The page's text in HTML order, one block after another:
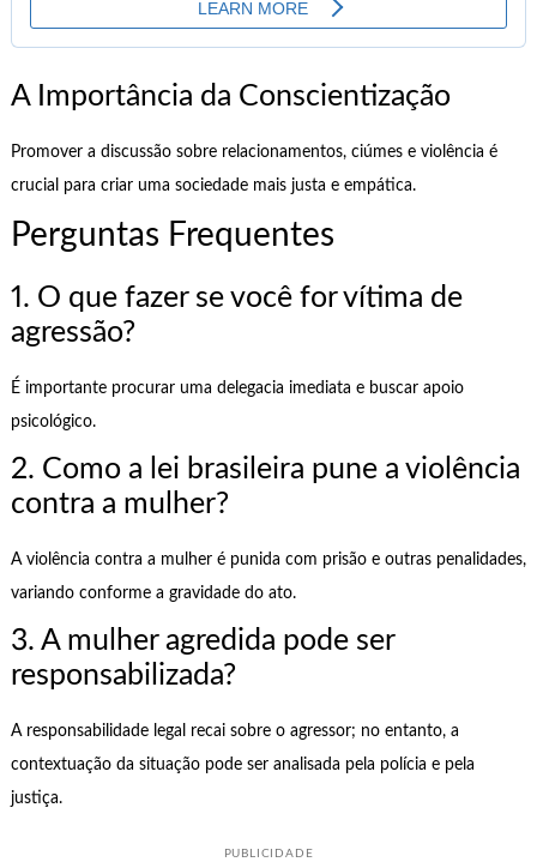
A Importância da Conscientização
Promover a discussão sobre relacionamentos, ciúmes e violência é
crucial para criar uma sociedade mais justa e empática.
Perguntas Frequentes
1. O que fazer se você for vítima de
agressão?
É importante procurar uma delegacia imediata e buscar apoio
psicológico.
2. Como a lei brasileira pune a violência
contra a mulher?
A violência contra a mulher é punida com prisão e outras penalidades,
variando conforme a gravidade do ato.
3. A mulher agredida pode ser
responsabilizada?
A responsabilidade legal recai sobre o agressor; no entanto, a
contextuação da situação pode ser analisada pela polícia e pela
justiça.
PUBLICIDADE